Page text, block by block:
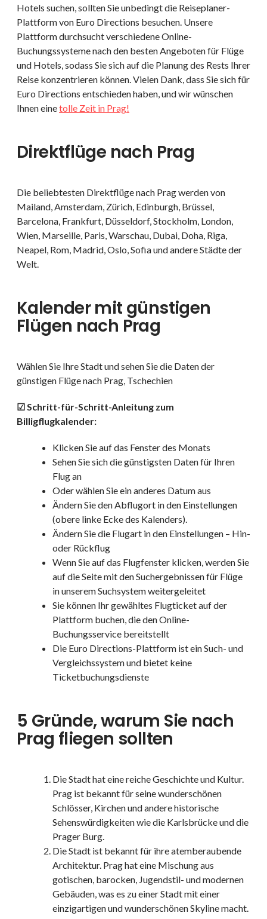
Hotels suchen, sollten Sie unbedingt die Reiseplaner-
Plattform von Euro Directions besuchen. Unsere
Plattform durchsucht verschiedene Online-
Buchungssysteme nach den besten Angeboten für Flüge
und Hotels, sodass Sie sich auf die Planung des Rests Ihrer
Reise konzentrieren können. Vielen Dank, dass Sie sich für
Euro Directions entschieden haben, und wir wünschen
Ihnen einetolle Zeit in Prag!
Direktflüge nach Prag
Die beliebtesten Direktflüge nach Prag werden von
Mailand, Amsterdam, Zürich, Edinburgh, Brüssel,
Barcelona, Frankfurt, Düsseldorf, Stockholm, London,
Wien, Marseille, Paris, Warschau, Dubai, Doha, Riga,
Neapel, Rom, Madrid, Oslo, Sofia und andere Städte der
Welt.
Kalender mit günstigen
Flügen nach Prag
Wählen Sie Ihre Stadt und sehen Sie die Daten der
günstigen Flüge nach Prag, Tschechien
☑ Schritt-für-Schritt-Anleitung zum
Billigflugkalender:
Klicken Sie auf das Fenster des Monats
Sehen Sie sich die günstigsten Daten für Ihren
Flug an
Oder wählen Sie ein anderes Datum aus
Ändern Sie den Abflugort in den Einstellungen
(obere linke Ecke des Kalenders).
Ändern Sie die Flugart in den Einstellungen – Hin-
oder Rückflug
Wenn Sie auf das Flugfenster klicken, werden Sie
auf die Seite mit den Suchergebnissen für Flüge
in unserem Suchsystem weitergeleitet
Sie können Ihr gewähltes Flugticket auf der
Plattform buchen, die den Online-
Buchungsservice bereitstellt
Die Euro Directions-Plattform ist ein Such- und
Vergleichssystem und bietet keine
Ticketbuchungsdienste
5 Gründe, warum Sie nach
Prag fliegen sollten
Die Stadt hat eine reiche Geschichte und Kultur.
Prag ist bekannt für seine wunderschönen
Schlösser, Kirchen und andere historische
Sehenswürdigkeiten wie die Karlsbrücke und die
Prager Burg.
Die Stadt ist bekannt für ihre atemberaubende
Architektur. Prag hat eine Mischung aus
gotischen, barocken, Jugendstil- und modernen
Gebäuden, was es zu einer Stadt mit einer
einzigartigen und wunderschönen Skyline macht.